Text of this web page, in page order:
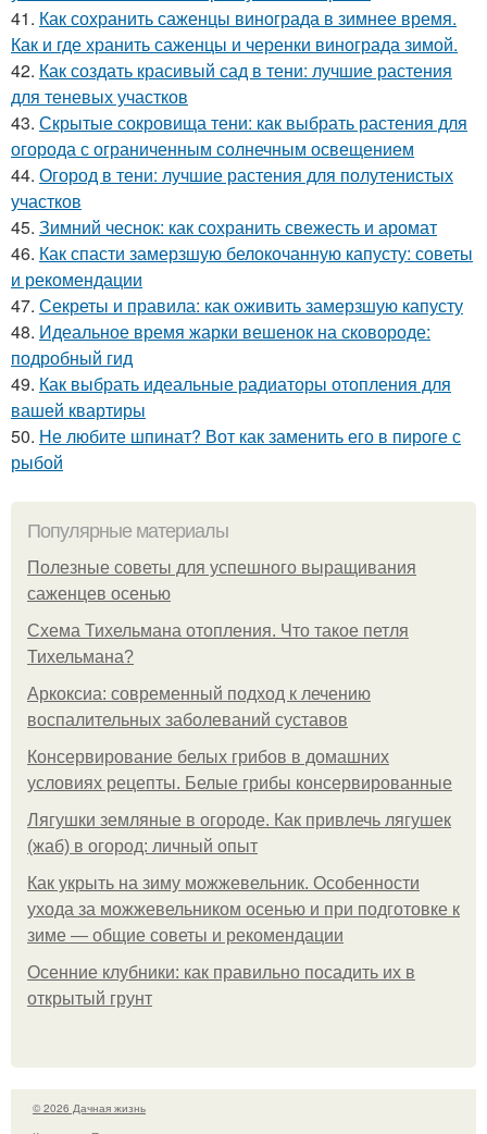
41. Как сохранить саженцы винограда в зимнее время.
Как и где хранить саженцы и черенки винограда зимой.
42. Как создать красивый сад в тени: лучшие растения
для теневых участков
43. Скрытые сокровища тени: как выбрать растения для
огорода с ограниченным солнечным освещением
44. Огород в тени: лучшие растения для полутенистых
участков
45. Зимний чеснок: как сохранить свежесть и аромат
46. Как спасти замерзшую белокочанную капусту: советы
и рекомендации
47. Секреты и правила: как оживить замерзшую капусту
48. Идеальное время жарки вешенок на сковороде:
подробный гид
49. Как выбрать идеальные радиаторы отопления для
вашей квартиры
50. Не любите шпинат? Вот как заменить его в пироге с
рыбой
Популярные материалы
Полезные советы для успешного выращивания
саженцев осенью
Схема Тихельмана отопления. Что такое петля
Тихельмана?
Аркоксиа: современный подход к лечению
воспалительных заболеваний суставов
Консервирование белых грибов в домашних
условиях рецепты. Белые грибы консервированные
Лягушки земляные в огороде. Как привлечь лягушек
(жаб) в огород: личный опыт
Как укрыть на зиму можжевельник. Особенности
ухода за можжевельником осенью и при подготовке к
зиме — общие советы и рекомендации
Осенние клубники: как правильно посадить их в
открытый грунт
© 2026 Дачная жизнь